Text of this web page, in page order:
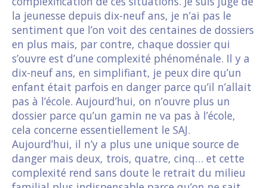
la jeunesse depuis dix-neuf ans, je n’ai pas le
sentiment que l’on voit des centaines de dossiers
en plus mais, par contre, chaque dossier qui
s’ouvre est d’une complexité phénoménale. Il y a
dix-neuf ans, en simplifiant, je peux dire qu’un
enfant était parfois en danger parce qu’il n’allait
pas à l’école. Aujourd’hui, on n’ouvre plus un
dossier parce qu’un gamin ne va pas à l’école,
cela concerne essentiellement le SAJ.
Aujourd’hui, il n’y a plus une unique source de
danger mais deux, trois, quatre, cinq… et cette
complexité rend sans doute le retrait du milieu